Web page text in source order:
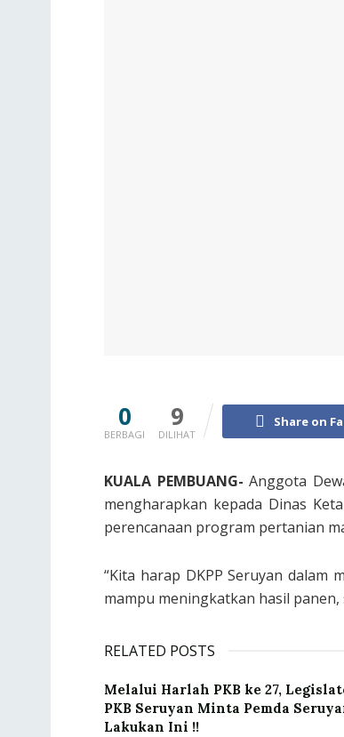
0
BERBAGI
9
DILIHAT
Share on
KUALA PEMBUANG- Anggota
mengharapkan kepada Dinas
perencanaan program pertanian
“Kita harap DKPP Seruyan
mampu meningkatkan hasil
RELATED POSTS
Melalui Harlah PKB ke 27,
PKB Seruyan Minta Pemda
Lakukan Ini !!